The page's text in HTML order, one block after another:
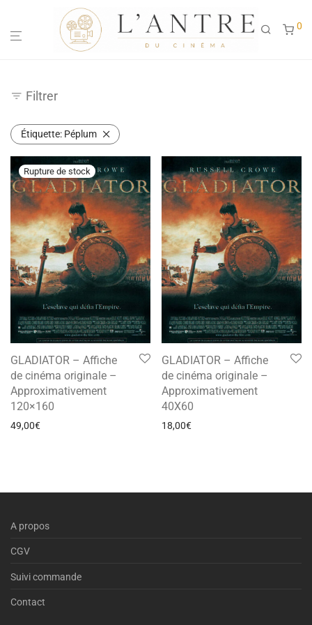
0
Filtrer
Étiquette: Péplum
GLADIATOR – Affiche
de cinéma originale –
Approximativement
120×160
49,00€
GLADIATOR – Affiche
de cinéma originale –
Approximativement
40X60
18,00€
A propos
CGV
Suivi commande
Contact